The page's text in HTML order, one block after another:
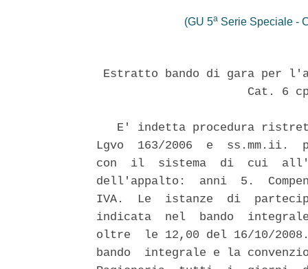
(GU 5a Serie Speciale -
Estratto bando di gara per
Cat. 6
E' indetta procedura
Lgvo  163/2006  e  ss.mm.ii.
con  il  sistema  di  cui
dell'appalto:  anni  5.
IVA.  Le  istanze  di
indicata  nel  bando
oltre  le 12,00 del 16/10/
bando  integrale e la